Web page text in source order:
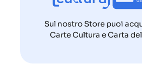
Sul nostro Store puoi
Carte Cultura e Carta